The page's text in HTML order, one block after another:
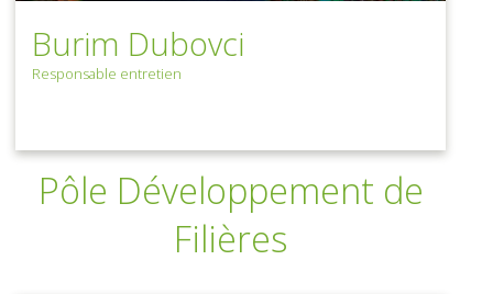
Burim Dubovci
Responsable entretien
Pôle Développement de
Filières